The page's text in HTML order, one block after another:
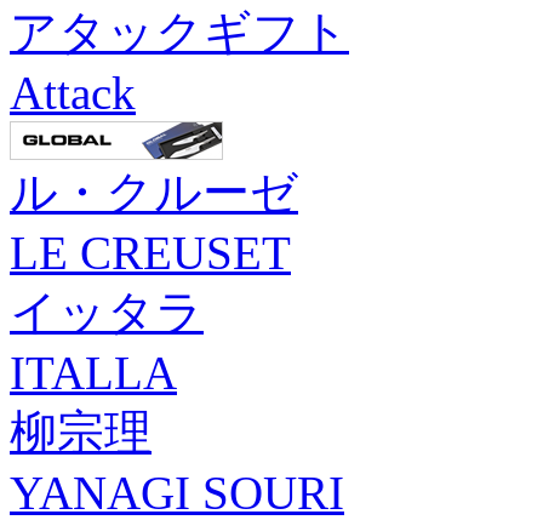
アタックギフト
Attack
ル・クルーゼ
LE CREUSET
イッタラ
ITALLA
柳宗理
YANAGI SOURI